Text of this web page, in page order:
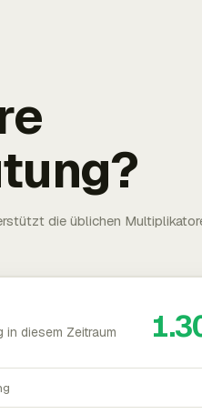
die üblichen
in diesem Zeitraum